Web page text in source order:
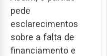
pede
esclarecimentos
sobre a falta de
financiamento e